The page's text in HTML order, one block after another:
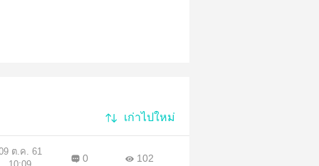
เก่าไปใหม่
ต.ค. 61
0 102